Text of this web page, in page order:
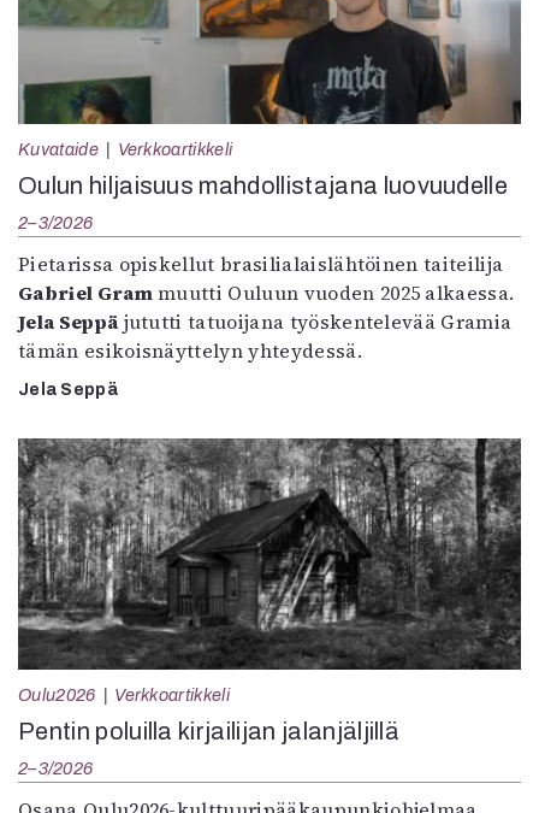
Kuvataide Verkkoartikkeli
Oulun hiljaisuus mahdollistajana luovuudelle
2–3/2026
Pietarissa opiskellut brasilialaislähtöinen taiteilija
Gabriel Grammuutti Ouluun vuoden 2025 alkaessa.
Jela Seppä jututti tatuoijana työskentelevää Gramia
tämän esikoisnäyttelyn yhteydessä.
Jela Seppä
Oulu2026 Verkkoartikkeli
Pentin poluilla kirjailijan jalanjäljillä
2–3/2026